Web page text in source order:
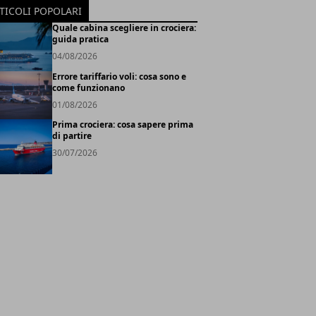
POPOLARI
Quale cabina scegliere in crociera:
guida pratica
04/08/2026
Errore tariffario voli: cosa sono e
come funzionano
01/08/2026
Prima crociera: cosa sapere prima
di partire
30/07/2026